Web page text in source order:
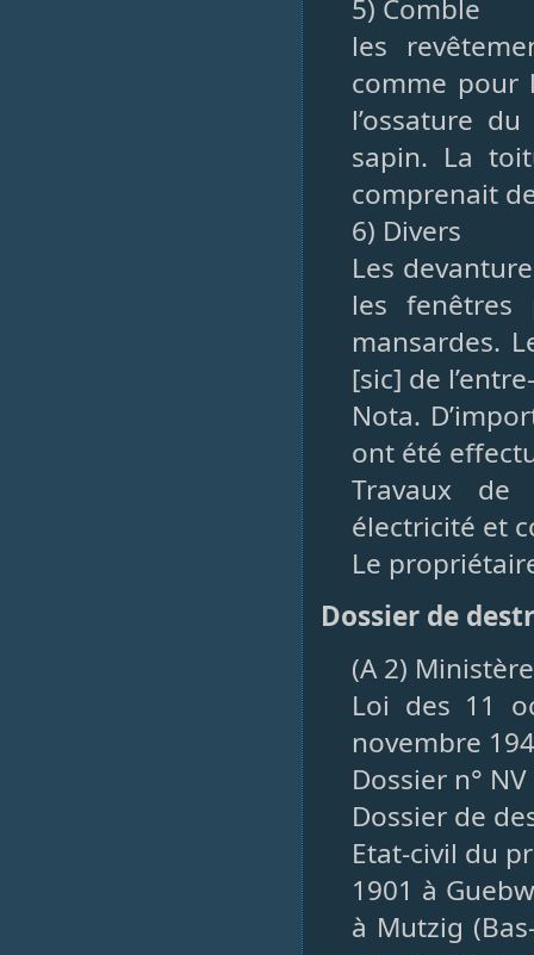
5) Comble
les
comme pour
l’ossature
sapin. La
comprenait
6) Divers
Les
les fenêtres
mansardes.
[sic] de
Nota.
ont été
Travaux de
électricité et
Le
Dossier de
(A 2)
Loi des 11
novembre
Dossier n°
Dossier de
Etat-civil du
1901 à
à Mutzig